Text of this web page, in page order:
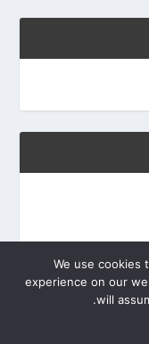
We use cookies
experience on our
will